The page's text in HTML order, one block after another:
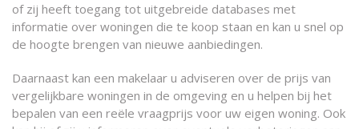
of zij heeft toegang tot uitgebreide databases met
informatie over woningen die te koop staan en kan u snel op
de hoogte brengen van nieuwe aanbiedingen.
Daarnaast kan een makelaar u adviseren over de prijs van
vergelijkbare woningen in de omgeving en u helpen bij het
bepalen van een reële vraagprijs voor uw eigen woning. Ook